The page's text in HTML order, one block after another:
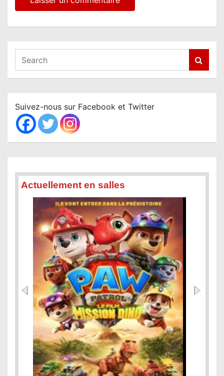
a
c
h
Suivez-nous sur Facebook et Twitter
Actuellement en salles